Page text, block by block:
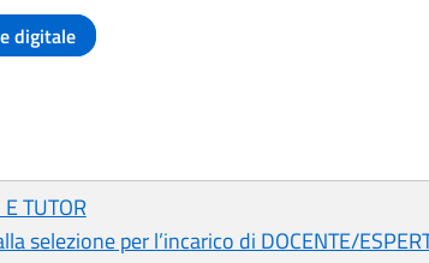
digitale
TUTOR
selezione per l’incarico di DOCENTE/